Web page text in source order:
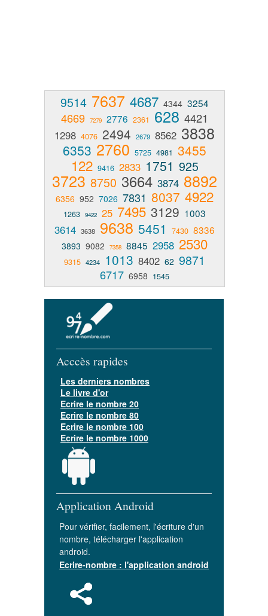
9514 7637 4687 4344 3254
4669 7279 2776 2361 628 4421
1298 4076 2494 2679 8562 3838
6353 2760 5725 4981 3455
122 9416 2833 1751 925
3723 8750 3664 3874 8892
6356 952 7026 7831 8037 4922
1263 9422 25 7495 3129 1003
3614 3638 9638 5451 7430 8336
3893 9082 7358 8845 2958 2530
9315 4234 1013 8402 62 9871
6717 6958 1545
Acccès rapides
Les derniers nombres
Le livre d'or
Ecrire le nombre 20
Ecrire le nombre 80
Ecrire le nombre 100
Ecrire le nombre 1000
Application Android
Pour vérifier, facilement, l'écriture d'un
nombre, télécharger l'application
android.
Ecrire-nombre : l'application android